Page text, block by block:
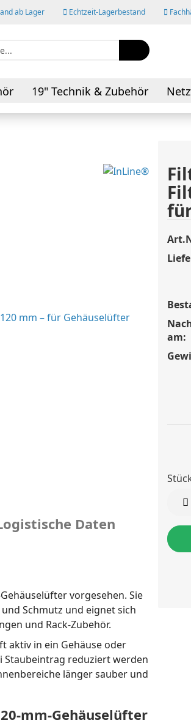
ab Lager Echtzeit-Lagerbestand
Suche...
19" Technik & Zubehör
am:
Stück
Daten
vorgesehen. Sie
Schmutz und eignet sich
und Rack-Zubehör.
aktiv in ein Gehäuse oder
Staubeintrag reduziert werden
länger sauber und
mm-Gehäuselüfter